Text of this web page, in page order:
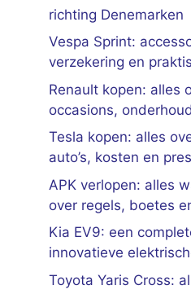
richting Denemarken
Vespa Sprint:
verzekering en
Renault kopen: alles
occasions,
Tesla kopen: alles
auto’s, kosten en
APK verlopen: alles
over regels, boetes
Kia EV9: een
innovatieve
Toyota Yaris Cross: